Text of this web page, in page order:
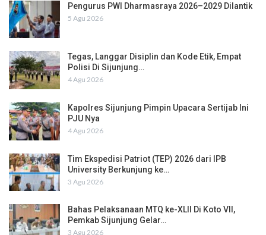
Pengurus PWI Dharmasraya 2026–2029 Dilantik
5 Agu 2026
Tegas, Langgar Disiplin dan Kode Etik, Empat
Polisi Di Sijunjung…
4 Agu 2026
Kapolres Sijunjung Pimpin Upacara Sertijab Ini
PJU Nya
4 Agu 2026
Tim Ekspedisi Patriot (TEP) 2026 dari IPB
University Berkunjung ke…
3 Agu 2026
Bahas Pelaksanaan MTQ ke-XLII Di Koto VII,
Pemkab Sijunjung Gelar…
3 Agu 2026